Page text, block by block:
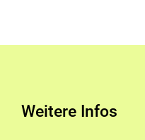
Weitere Infos